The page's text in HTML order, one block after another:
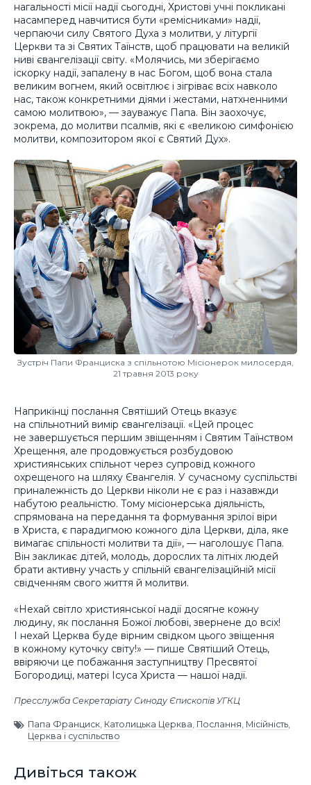
нагальності місії надії сьогодні, Христові учні покликані
насамперед навчитися бути «ремісниками» надії,
черпаючи силу Святого Духа з молитви, у літургії
Церкви та зі Святих Таїнств, щоб працювати на великій
ниві євангелізації світу. «Молячись, ми зберігаємо
іскорку надії, запалену в нас Богом, щоб вона стала
великим вогнем, який освітлює і зігріває всіх навколо
нас, також конкретними діями і жестами, натхненними
самою молитвою», — зауважує Папа. Він заохочує,
зокрема, до молитви псалмів, які є «великою симфонією
молитви, композитором якої є Святий Дух».
Зустріч Папи Франциска з спільнотою Місіонерок милосердя,
21 травня 2013 року
Наприкінці послання Святіший Отець вказує
на спільнотний вимір євангелізації. «Цей процес
не завершується першим звіщенням і Святим Таїнством
Хрещення, але продовжується розбудовою
християнських спільнот через супровід кожного
охрещеного на шляху Євангелія. У сучасному суспільстві
приналежність до Церкви ніколи не є раз і назавжди
набутою реальністю. Тому місіонерська діяльність,
спрямована на передання та формування зрілої віри
в Христа, є парадигмою кожного діла Церкви, діла, яке
вимагає спільності молитви та дії», — наголошує Папа.
Він закликає дітей, молодь, дорослих та літніх людей
брати активну участь у спільній євангелізаційній місії
свідченням свого життя й молитви.
«Нехай світло християнської надії досягне кожну
людину, як послання Божої любові, звернене до всіх!
І нехай Церква буде вірним свідком цього звіщення
в кожному куточку світу!» — пише Святіший Отець,
ввіряючи це побажання заступництву Пресвятої
Богородиці, матері Ісуса Христа — нашої надії.
Пресслужба Секретаріату Синоду Єпископів УГКЦ
Папа Франциск Католицька Церква Послання Місійність
Церква і суспільство
Дивіться також